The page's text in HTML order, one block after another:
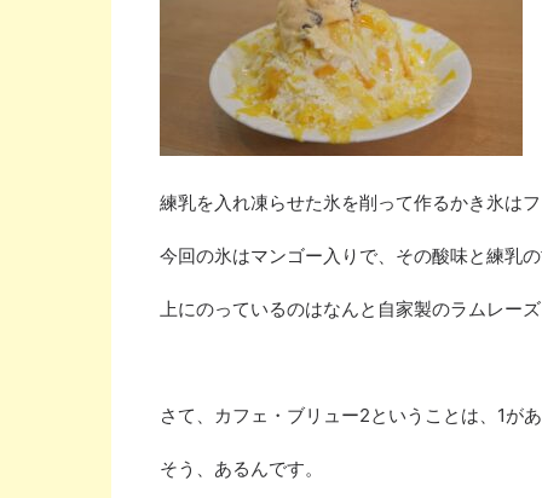
練乳を入れ凍らせた氷を削って作るかき氷は
今回の氷はマンゴー入りで、その酸味と練乳
上にのっているのはなんと 自家製のラムレー
さて、カフェ・ブリュー2ということは、 1が
そう、あるんです。